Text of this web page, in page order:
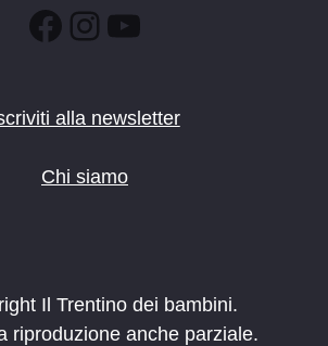
Facebook
Instagram
YouTube
alla newsletter
Chi siamo
Il Trentino dei bambini.
riproduzione anche parziale.